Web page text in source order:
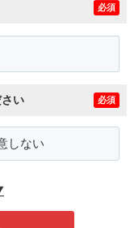
必須
い 必須
しない